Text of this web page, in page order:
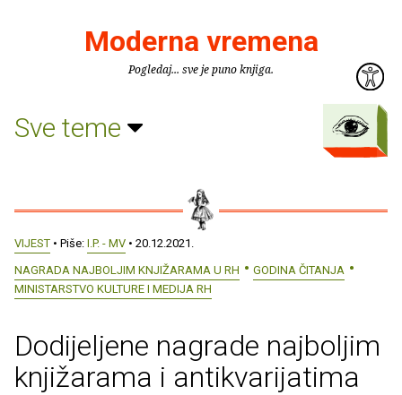
Moderna vremena
Pogledaj... sve je puno knjiga.
Sve teme
VIJEST • Piše: I.P. - MV • 20.12.2021.
NAGRADA NAJBOLJIM KNJIŽARAMA U RH
GODINA ČITANJA
MINISTARSTVO KULTURE I MEDIJA RH
Dodijeljene nagrade najboljim
knjižarama i antikvarijatima